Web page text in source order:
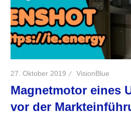
27. Oktober 2019 VisionBlue
Magnetmotor eines
vor der